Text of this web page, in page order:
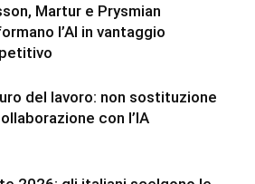
Martur e Prysmian
l’AI in vantaggio
del lavoro: non sostituzione
con l’IA